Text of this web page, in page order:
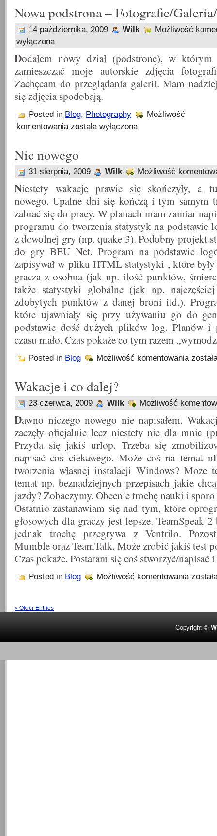
Nowa podstrona – Fotografie/
14 października, 2009 Wilk
Możliwość
wyłączona
Dodałem nowy dział (podstronę), w którym
zamieszczać moje autorskie zdjęcia
Zachęcam do przeglądania galerii. Mam
się zdjęcia spodobają.
Posted in Blog, Photography
Możliwość
komentowania Nowa
została wyłączona
Nic nowego
31 sierpnia, 2009 Wilk Możliwość
Niestety wakacje prawie się skończyły, a
nowego. Upalne dni się kończą i tym samym
zabrać się do pracy. W planach mam zamiar
programu do tworzenia statystyk na podstawie
z dowolnej gry (np. quake 3). Podobny projekt
do gry BEU Net. Program na podstawie
zapisywał w pliku HTML statystyki , które
gracza z osobna (jak np. ilość punktów,
także statystyki globalne (jak np.
zdobytych punktów z danej broni itd.).
które ujawniały się przy używaniu go do
podstawie dość dużych plików log. Planów i
czasu mało. Czas pokaże co tym razem
Posted in Blog Możliwość komentowania Nic
Wakacje i co dalej?
23 czerwca, 2009 Wilk Możliwość
Dawno niczego nowego nie napisałem.
zaczęły oficjalnie lecz niestety nie dla mnie
Przyda się jakiś urlop. Trzeba się
napisać coś ciekawego. Może coś na temat
tworzenia własnej instalacji Windows? Może
temat np. beznadziejnych przepisach jakie
jazdy? Zobaczymy. Obecnie trochę nauki i
Ostatnio zastanawiam się nad tym, które
głosowych dla graczy jest lepsze. TeamSpeak
jednak trochę przegrywa z Ventrilo.
Mumble oraz TeamTalk. Może zrobić jakiś test
Czas pokaże. Postaram się coś stworzyć/
Posted in Blog Możliwość komentowania Wakacje
« Older Entries
Copyright ©